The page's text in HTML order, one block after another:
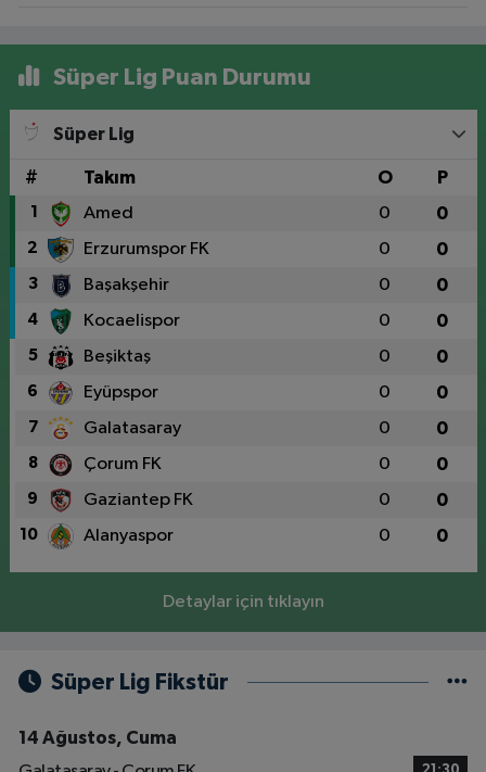
Süper Lig Puan Durumu
Süper Lig
# Takım O P
1 Amed 0 0
2 Erzurumspor FK 0 0
3 Başakşehir 0 0
4 Kocaelispor 0 0
5 Beşiktaş 0 0
6 Eyüpspor 0 0
7 Galatasaray 0 0
8 Çorum FK 0 0
9 Gaziantep FK 0 0
10 Alanyaspor 0 0
Detaylar için tıklayın
Süper Lig Fikstür
14 Ağustos, Cuma